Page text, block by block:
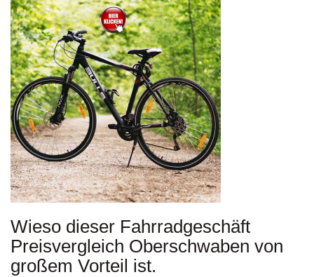
Wieso dieser Fahrradgeschäft
Preisvergleich Oberschwaben von
großem Vorteil ist.